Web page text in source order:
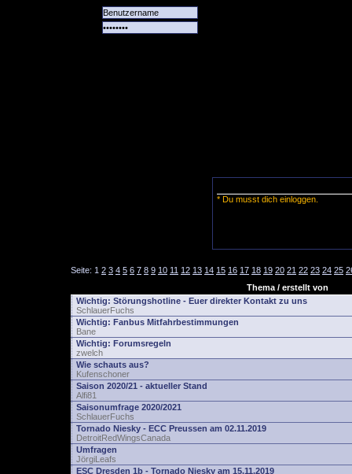
* Du musst dich einloggen.
Seite: 1 2 3 4 5 6 7 8 9 10 11 12 13 14 15 16 17 18 19 20 21 22 23 24 25
Thema / erstellt von
Wichtig: Störungshotline - Euer direkter Kontakt zu uns
SchlauerFuchs
Wichtig: Fanbus Mitfahrbestimmungen
Bane
Wichtig: Forumsregeln
zwelch
Wie schauts aus?
Kufenschoner
Saison 2020/21 - aktueller Stand
Alfi81
Saisonumfrage 2020/2021
SchlauerFuchs
Tornado Niesky - ECC Preussen am 02.11.2019
DetroitRedWingsCanada
Umfragen
JörgiLeafs
ESC Dresden 1b - Tornado Niesky am 15.11.2019